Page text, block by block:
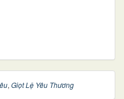
, Giọt Lệ Yêu Thương